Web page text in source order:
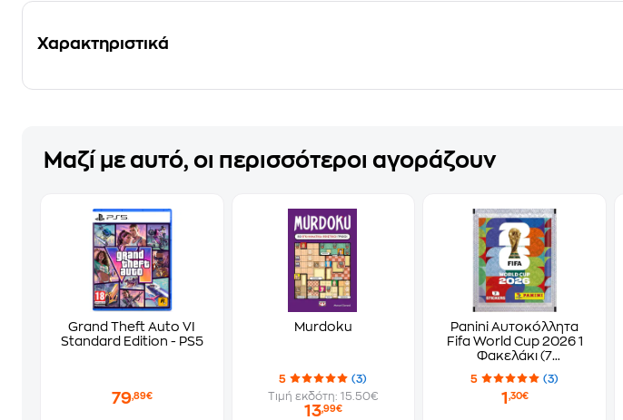
Χαρακτηριστικά
Μαζί με αυτό, οι περισσότεροι αγοράζουν
Grand Theft Auto VI
Standard Edition - PS5
79,89€
Murdoku
5
(3)
Τιμή εκδότη: 15.50€
13,99€
Panini Αυτοκόλλητα
Fifa World Cup 2026 1
Φακελάκι (7
Αυτοκόλλητα)
5 (3)
1 ,30€